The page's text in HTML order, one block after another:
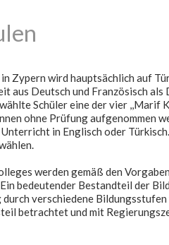
Zypern wird hauptsächlich auf
Deutsch und Französisch als
Schüler eine der vier ,,Marif
ohne Prüfung aufgenommen
in Englisch oder
werden gemäß den
bedeutender Bestandteil der
verschiedene
betrachtet und mit